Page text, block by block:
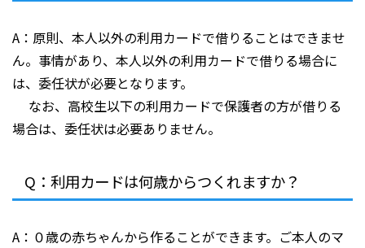
A：原則、本人以外の利用カードで借りることはできませ
ん。事情があり、本人以外の利用カードで借りる場合に
は、委任状が必要となります。
なお、高校生以下の利用カードで保護者の方が借りる
場合は、委任状は必要ありません。
Q：利用カードは何歳からつくれますか？
A：０歳の赤ちゃんから作ることができます。ご本人のマ